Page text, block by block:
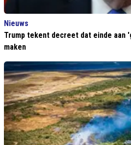
Nieuws
Trump tekent decreet dat einde
maken